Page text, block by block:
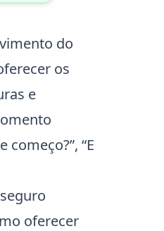
do
os
e
“E
oferecer